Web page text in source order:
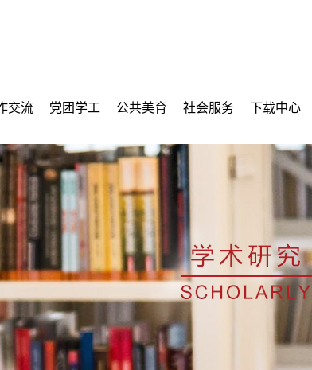
交流 党团学工 公共美育 社会服务 下载中心